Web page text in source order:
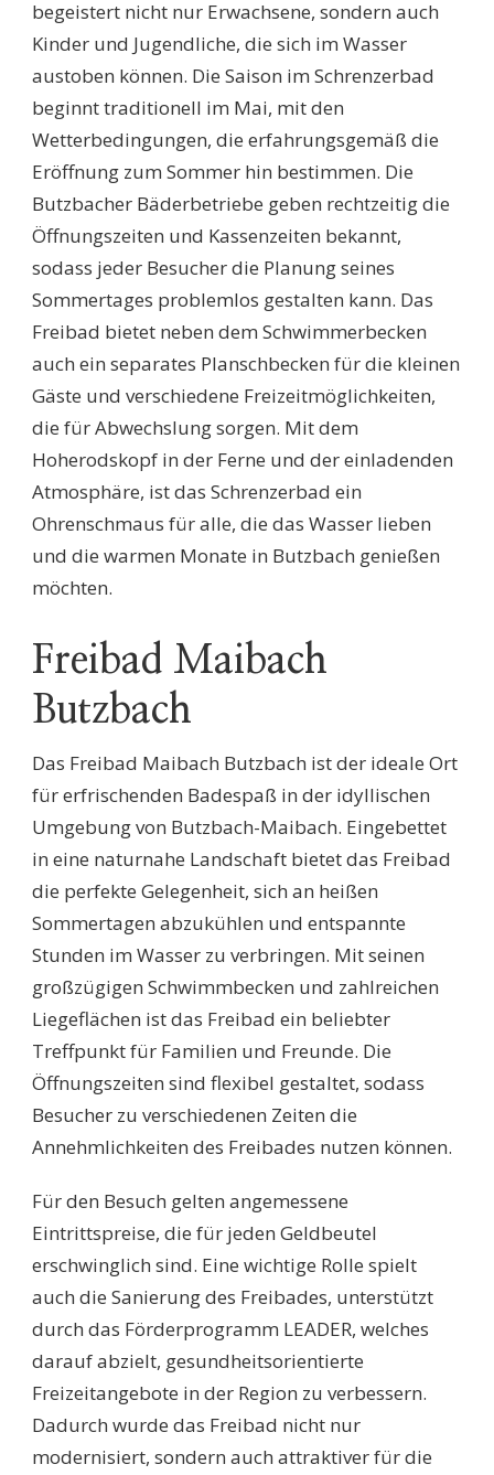
begeistert nicht nur Erwachsene, sondern auch
Kinder und Jugendliche, die sich im Wasser
austoben können. Die Saison im Schrenzerbad
beginnt traditionell im Mai, mit den
Wetterbedingungen, die erfahrungsgemäß die
Eröffnung zum Sommer hin bestimmen. Die
Butzbacher Bäderbetriebe geben rechtzeitig die
Öffnungszeiten und Kassenzeiten bekannt,
sodass jeder Besucher die Planung seines
Sommertages problemlos gestalten kann. Das
Freibad bietet neben dem Schwimmerbecken
auch ein separates Planschbecken für die kleinen
Gäste und verschiedene Freizeitmöglichkeiten,
die für Abwechslung sorgen. Mit dem
Hoherodskopf in der Ferne und der einladenden
Atmosphäre, ist das Schrenzerbad ein
Ohrenschmaus für alle, die das Wasser lieben
und die warmen Monate in Butzbach genießen
möchten.
Freibad Maibach
Butzbach
Das Freibad Maibach Butzbach ist der ideale Ort
für erfrischenden Badespaß in der idyllischen
Umgebung von Butzbach-Maibach. Eingebettet
in eine naturnahe Landschaft bietet das Freibad
die perfekte Gelegenheit, sich an heißen
Sommertagen abzukühlen und entspannte
Stunden im Wasser zu verbringen. Mit seinen
großzügigen Schwimmbecken und zahlreichen
Liegeflächen ist das Freibad ein beliebter
Treffpunkt für Familien und Freunde. Die
Öffnungszeiten sind flexibel gestaltet, sodass
Besucher zu verschiedenen Zeiten die
Annehmlichkeiten des Freibades nutzen können.
Für den Besuch gelten angemessene
Eintrittspreise, die für jeden Geldbeutel
erschwinglich sind. Eine wichtige Rolle spielt
auch die Sanierung des Freibades, unterstützt
durch das Förderprogramm LEADER, welches
darauf abzielt, gesundheitsorientierte
Freizeitangebote in der Region zu verbessern.
Dadurch wurde das Freibad nicht nur
modernisiert, sondern auch attraktiver für die